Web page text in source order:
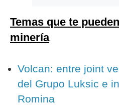
Temas que te
minería
Volcan: entre joint
del Grupo Luksic e
Romina